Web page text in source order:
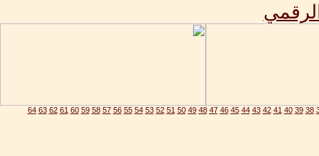
38
39
40
41
42
43
44
45
46
47
48
49
50
51
52
53
54
55
56
57
58
59
60
61
62
63
64